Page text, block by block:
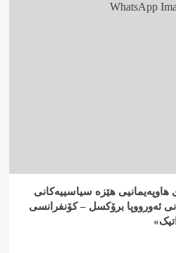
هاوپەیمانیی هێزە سیاسییەکانی
ئەورووپا برۆکسل – کۆنفرانسی